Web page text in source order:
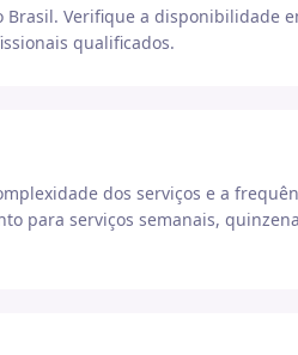
Verifique a disponibilidade
qualificados.
dos serviços e a
para serviços semanais,